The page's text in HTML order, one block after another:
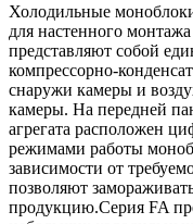
Холодильные
для настенного
представляют собой
компрессорно-
снаружи камеры и
камеры. На передней
агрегата расположен
режимами работы
зависимости от
позволяют
продукцию.Серия FA